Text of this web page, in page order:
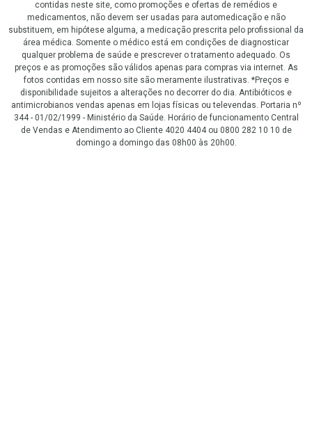
contidas neste site, como promoções e ofertas de remédios e
medicamentos, não devem ser usadas para automedicação e não
substituem, em hipótese alguma, a medicação prescrita pelo profissional da
área médica. Somente o médico está em condições de diagnosticar
qualquer problema de saúde e prescrever o tratamento adequado. Os
preços e as promoções são válidos apenas para compras via internet. As
fotos contidas em nosso site são meramente ilustrativas. *Preços e
disponibilidade sujeitos a alterações no decorrer do dia. Antibióticos e
antimicrobianos vendas apenas em lojas físicas ou televendas. Portaria nº
344 - 01/02/1999 - Ministério da Saúde. Horário de funcionamento Central
de Vendas e Atendimento ao Cliente 4020 4404 ou 0800 282 10 10 de
domingo a domingo das 08h00 às 20h00.